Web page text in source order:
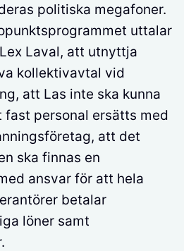
politiska megafoner.
uttalar
Laval, att utnyttja
kollektivavtal vid
att Las inte ska kunna
fast personal ersätts med
att det
ska finnas en
ansvar för att hela
betalar
löner samt